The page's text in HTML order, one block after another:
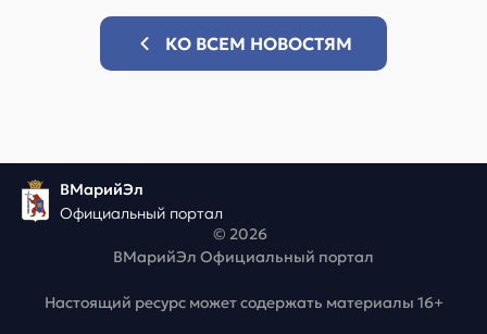
КО ВСЕМ НОВОСТЯМ
ВМарийЭл
Официальный портал
© 2026
ВМарийЭл Официальный портал
Настоящий ресурс может содержать материалы 16+